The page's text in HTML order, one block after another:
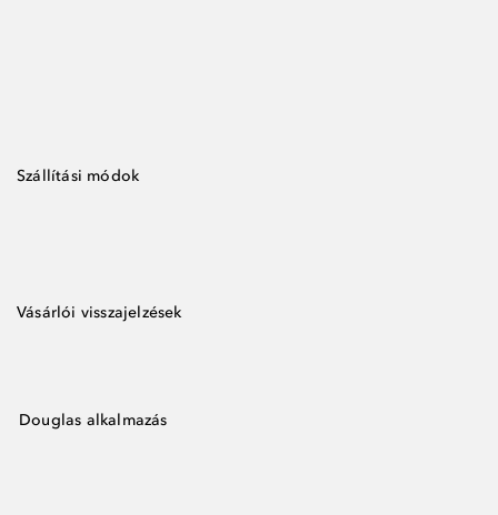
Szállítási módok
Vásárlói visszajelzések
Douglas alkalmazás